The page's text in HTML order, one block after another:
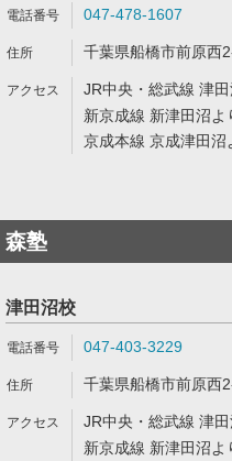
047-478-1607
千葉県船橋市前原西
JR中央・総武線 津
新京成線 新津田沼よ
京成本線 京成津田
森塾
津田沼校
047-403-3229
千葉県船橋市前原西
JR中央・総武線 津
新京成線 新津田沼よ